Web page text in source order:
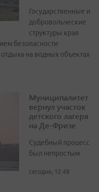
Государственные и
добровольческие
структуры края
безопасности
на водных объектах
Муниципалитет
вернул участок
детского лагеря
на Де-Фризе
Судебный процесс
был непростым
сегодня, 12:48